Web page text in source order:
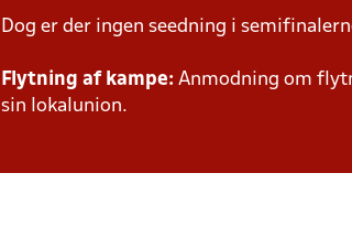
Dog er der ingen seedning i
Flytning af kampe: Anmodning om
sin lokalunion.